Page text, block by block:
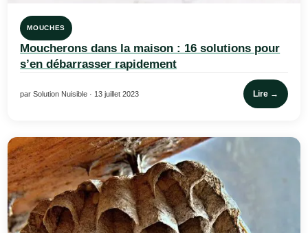
MOUCHES
Moucherons dans la maison : 16 solutions pour
s’en débarrasser rapidement
par Solution Nuisible · 13 juillet 2023 Lire →